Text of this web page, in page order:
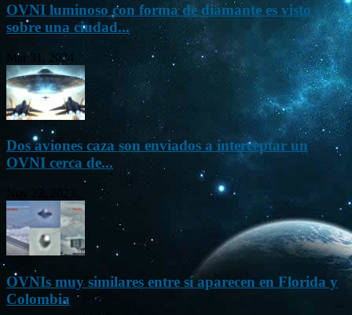
OVNI luminoso con forma de diamante es visto
sobre una ciudad...
Mar 31, 2024
Dos aviones caza son enviados a interceptar un
OVNI cerca de...
Nov 22, 2023
OVNIs muy similares entre sí aparecen en Florida y
Colombia